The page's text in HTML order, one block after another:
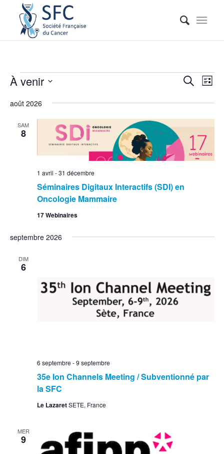
vues
Recherche
de
Liste
À venir
une
août 2026
SAM
8
Séminaires Digitaux Interactifs (SDI) en
Oncologie Mammaire
1 avril -31 décembre
17 Webinaires
septembre 2026
DIM
6
35e Ion Channels Meeting / Subventionné par
la SFC
6 septembre -9 septembre
Le LazaretSETE, France
MER
9